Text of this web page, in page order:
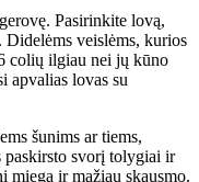
Pasirinkite lovą,
veislėms, kurios
colių ilgiau nei jų kūno
apvalias lovas su
šunims ar tiems,
paskirsto svorį tolygiai ir
miegą ir mažiau skausmo.